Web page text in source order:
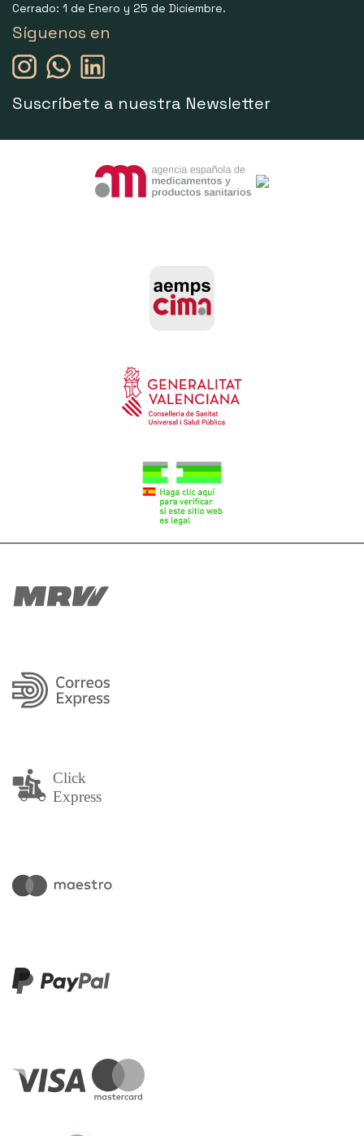
Cerrado: 1 de Enero y 25 de Diciembre.
Síguenos en
Suscríbete a nuestra Newsletter